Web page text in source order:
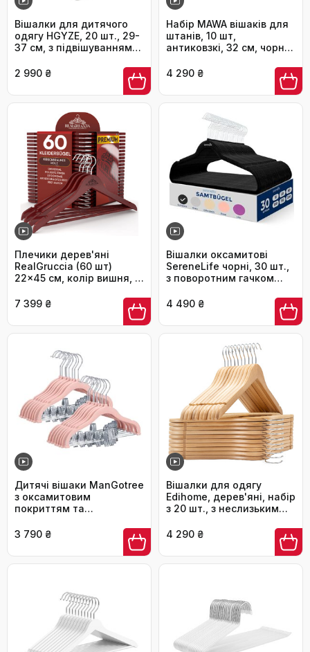
Вішалки для дитячого
одягу HGYZE, 20 шт., 29-
37 см, з підвішуванням
стакові, регульовані, сірі
2 990 ₴
Набір MAWA вішаків для
штанів, 10 шт,
антиковзкі, 32 см, чорні,
класичних брюк,
4 290 ₴
Плечики дерев'яні
RealGruccia (60 шт)
22x45 см, колір вишня, з
для одягу (штанів,
7 399 ₴
Вішалки оксамитові
SereneLife чорні, 30 шт.,
з поворотним гачком
шафи, економія місця
4 490 ₴
Дитячі вішаки ManGotree
з оксамитовим
покриттям та
протиковзкі тонкі
сорочок, штанів та
суконь, рожеві (16 шт, 30
3 790 ₴
Вішалки для одягу
Edihome, дерев'яні, набір
з 20 шт., з неслизьким
вирізами для плечей,
поворотним гачком 360°,
для костюмів, сорочок
4 290 ₴